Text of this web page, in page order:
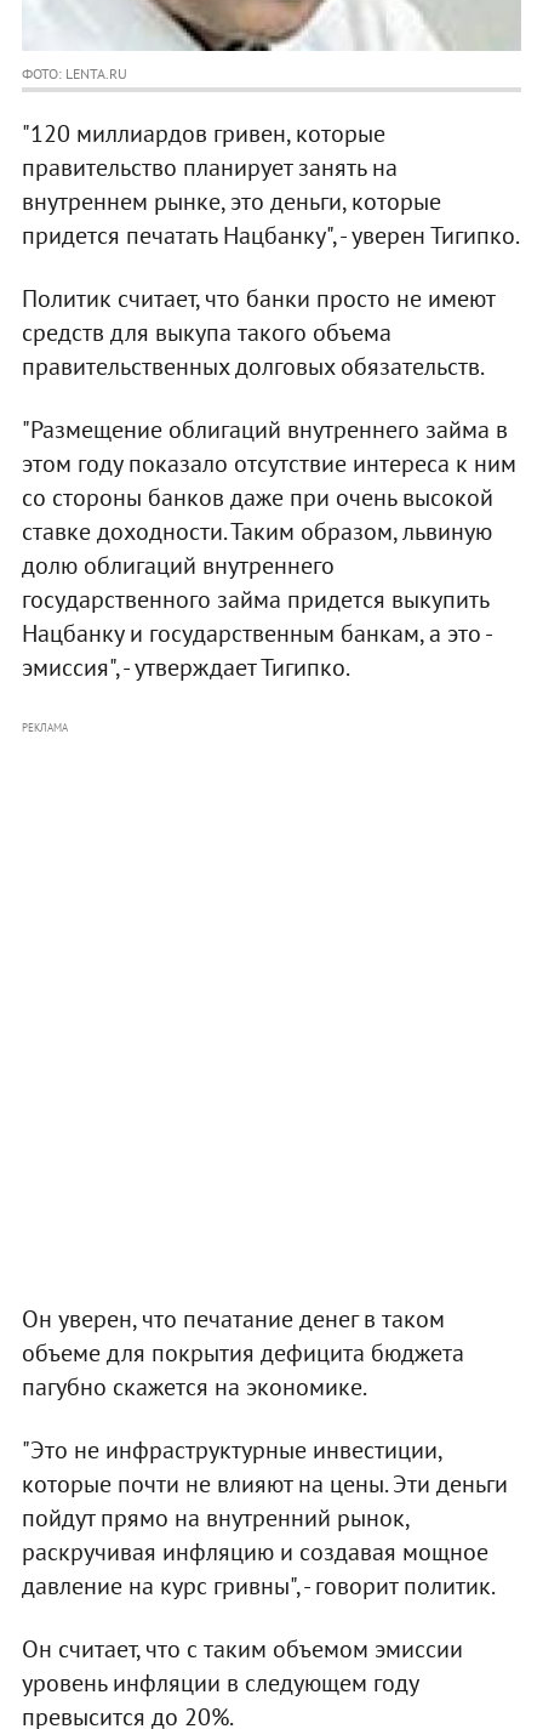
ФОТО: LENTA.RU
"120 миллиардов гривен, которые
правительство планирует занять на
внутреннем рынке, это деньги, которые
придется печатать Нацбанку", - уверен Тигипко.
Политик считает, что банки просто не имеют
средств для выкупа такого объема
правительственных долговых обязательств.
"Размещение облигаций внутреннего займа в
этом году показало отсутствие интереса к ним
со стороны банков даже при очень высокой
ставке доходности. Таким образом, львиную
долю облигаций внутреннего
государственного займа придется выкупить
Нацбанку и государственным банкам, а это -
эмиссия", - утверждает Тигипко.
РЕКЛАМА
Он уверен, что печатание денег в таком
объеме для покрытия дефицита бюджета
пагубно скажется на экономике.
"Это не инфраструктурные инвестиции,
которые почти не влияют на цены. Эти деньги
пойдут прямо на внутренний рынок,
раскручивая инфляцию и создавая мощное
давление на курс гривны", - говорит политик.
Он считает, что с таким объемом эмиссии
уровень инфляции в следующем году
превысится до 20%.